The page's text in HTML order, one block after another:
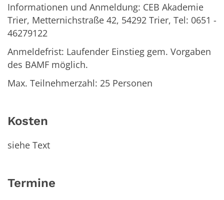
Informationen und Anmeldung: CEB Akademie
Trier, Metternichstraße 42, 54292 Trier, Tel: 0651 -
46279122
Anmeldefrist: Laufender Einstieg gem. Vorgaben
des BAMF möglich.
Max. Teilnehmerzahl: 25 Personen
Kosten
siehe Text
Termine